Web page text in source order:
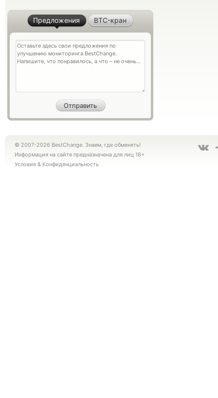
Предложения BTC-кран
© 2007-2026 BestChange. Знаем, где обменять!
Информация на сайте предназначена для лиц 18+
Условия & Конфиденциальность